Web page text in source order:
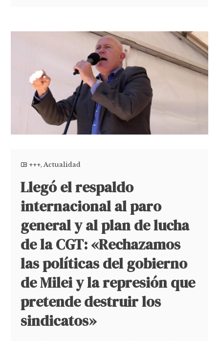
+++,Actualidad
Llegó el respaldo
internacional al paro
general y al plan de lucha
de la CGT: «Rechazamos
las políticas del gobierno
de Milei y la represión que
pretende destruir los
sindicatos»